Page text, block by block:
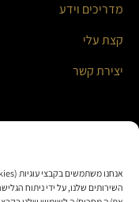
השירותים שלנו, על ידי ניתוח
מדריכים וידע
קצת עלי
יצירת קשר
אוטומציה עסקית